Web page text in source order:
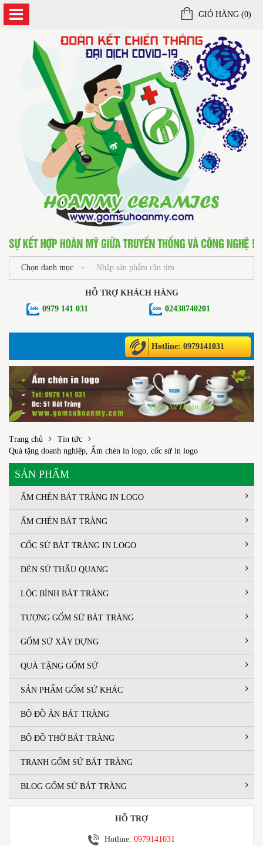
GIỎ HÀNG (0)
Chọn danh mục
HỖ TRỢ KHÁCH HÀNG
0979 141 031
02438740201
Hotline: 0979141031
Trang chủ
Tin tức
Quà tặng doanh nghiệp, Ấm chén in logo, cốc sứ in logo
SẢN PHẨM
ẤM CHÉN BÁT TRÀNG IN LOGO
ẤM CHÉN BÁT TRÀNG
CỐC SỨ BÁT TRÀNG IN LOGO
ĐÈN SỨ THẤU QUANG
LỘC BÌNH BÁT TRÀNG
TƯỢNG GỐM SỨ BÁT TRÀNG
GỐM SỨ XÂY DỰNG
QUÀ TẶNG GỐM SỨ
SẢN PHẨM GỐM SỨ KHÁC
BỘ ĐỒ ĂN BÁT TRÀNG
BỘ ĐỒ THỜ BÁT TRÀNG
TRANH GỐM SỨ BÁT TRÀNG
BLOG GỐM SỨ BÁT TRÀNG
HỖ TRỢ
Hotline: 0979141031